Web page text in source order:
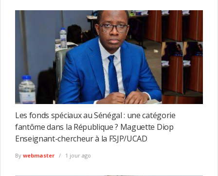
Les fonds spéciaux au Sénégal : une catégorie
fantôme dans la République ? Maguette Diop
Enseignant-chercheur à la FSJP/UCAD
By webmaster 1 jour ago